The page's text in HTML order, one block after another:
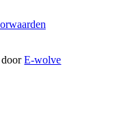
doorE-wolve